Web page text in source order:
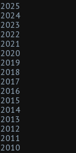
2025
2024
2023
2022
2021
2020
2019
2018
2017
2016
2015
2014
2013
2012
2011
2010